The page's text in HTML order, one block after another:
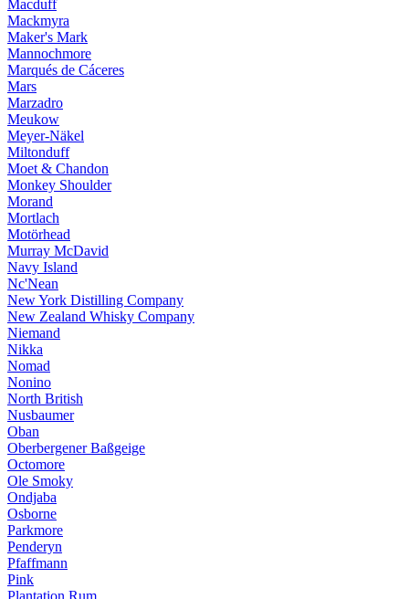
Macduff
Mackmyra
Maker's Mark
Mannochmore
Marqués de Cáceres
Mars
Marzadro
Meukow
Meyer-Näkel
Miltonduff
Moet & Chandon
Monkey Shoulder
Morand
Mortlach
Motörhead
Murray McDavid
Navy Island
Nc'Nean
New York Distilling Company
New Zealand Whisky Company
Niemand
Nikka
Nomad
Nonino
North British
Nusbaumer
Oban
Oberbergener Baßgeige
Octomore
Ole Smoky
Ondjaba
Osborne
Parkmore
Penderyn
Pfaffmann
Pink